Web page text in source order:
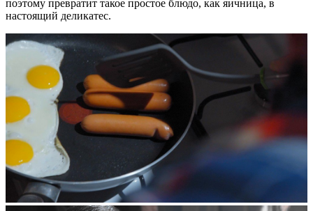
поэтому превратит такое простое блюдо, как яичница, в
настоящий деликатес.